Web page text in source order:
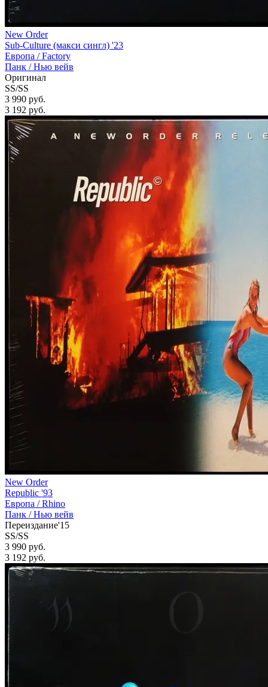
New Order
Sub-Culture (макси сингл) '23
Европа /Factory
Панк / Нью вейв
Оригинал
SS/SS
3 990 руб.
3 192 руб.
New Order
Republic '93
Европа /Rhino
Панк / Нью вейв
Переиздание'15
SS/SS
3 990 руб.
3 192 руб.